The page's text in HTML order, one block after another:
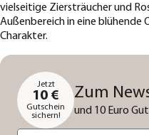
vielseitige Ziersträucher und
Außenbereich in eine blühende
Charakter.
Jetzt
10 €
Gutschein
sichern!
Zum
und 10 Euro